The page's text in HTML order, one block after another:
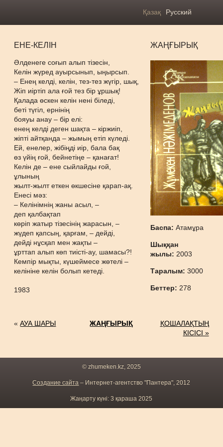
Қазақ Русский
ЕНЕ-КЕЛІН
Әлденеге соғып алып тізесін,
Келін жүред ауырсынып, ыңырсып.
– Енең келді, келін, тез-тез жүгір, шық,
Жіп иіртіп ала ғой тез бір ұршық!
Қалада өскен келін нені біледі,
беті түгіл, ернінің
бояуы анау – бір елі:
енең келді деген шақта – кіржиіп,
жіпті айтқанда – жымың етіп күледі.
Ей, енелер, жібіңді иір, бала бақ
өз үйің ғой, бейнетіңе – қанағат!
Келін де – ене сыйлайды ғой,
ұлының
жылт-жылт еткен өкшесіне қарап-ақ.
Енесі мәз:
– Келінімнің жаны асыл, –
деп қалбақтап
көріп жатыр тізесінің жарасын, –
жүдеп қапсың, қарғам, – дейді,
дейді нұсқап мен жақты –
ұрттап алып көп тиісті-ау, шамасы?!
Кемпір мықты, күшеймесе жөтелі –
келініне келін болып кетеді.
1983
ЖАҢҒЫРЫҚ
Баспа:Атамұра
Шыққан
жылы: 2003
Таралым:3000
Беттер: 278
«АУА ШАРЫ ЖАҢҒЫРЫҚ
ҚОШАЛАҚТЫҢ
КІСІСІ »
© zhumeken.kz, 2025
Создание сайта – Интернет-агентство "Пантера", 2012
Жаңарту күні: 3 қараша 2025